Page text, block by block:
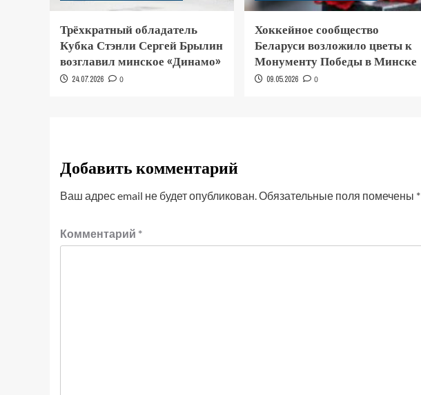
Трёхкратный обладатель
Кубка Стэнли Сергей Брылин
возглавил минское «Динамо»
24.07.2026 0
Хоккейное сообщество
Беларуси возложило цветы к
Монументу Победы в Минске
09.05.2026 0
Добавить комментарий
Ваш адрес email не будет опубликован.Обязательные поля помечены *
Комментарий *